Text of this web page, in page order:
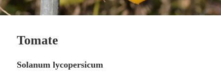
Tomate
Solanum lycopersicum